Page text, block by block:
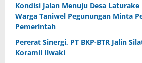
Kondisi Jalan Menuju Desa Laturake
Warga Taniwel Pegunungan Minta
Pemerintah
Pererat Sinergi, PT BKP-BTR Jalin
Koramil Ilwaki